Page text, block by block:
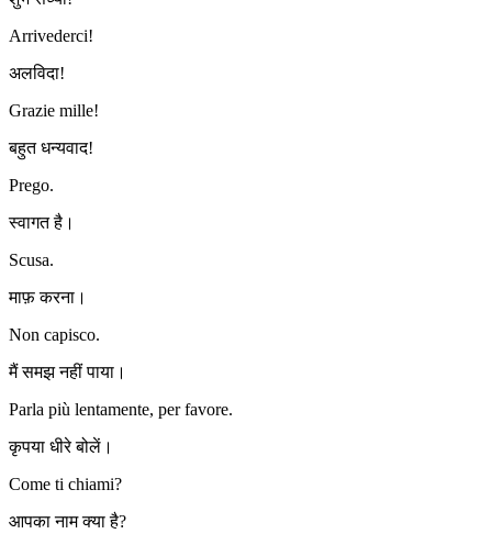
Arrivederci!
अलविदा!
Grazie mille!
बहुत धन्यवाद!
Prego.
स्वागत है।
Scusa.
माफ़ करना।
Non capisco.
मैं समझ नहीं पाया।
Parla più lentamente, per favore.
कृपया धीरे बोलें।
Come ti chiami?
आपका नाम क्या है?